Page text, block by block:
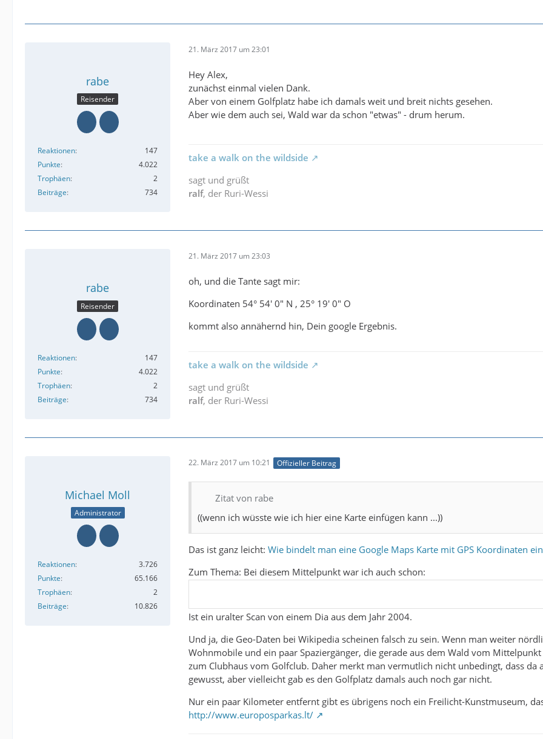
rabe
Reisender
Reaktionen
147
Punkte
4.022
Trophäen
2
Beiträge
734
21. März 2017 um 23:01
Hey Alex,
zunächst einmal vielen Dank.
Aber von einem Golfplatz habe ich damals weit und breit nichts gesehen.
Aber wie dem auch sei, Wald war da schon "etwas" - drum herum.
take a walk on the wildside
sagt und grüßt
ralf, der Ruri-Wessi
rabe
Reisender
Reaktionen
147
Punkte
4.022
Trophäen
2
Beiträge
734
21. März 2017 um 23:03
oh, und die Tante sagt mir:
Koordinaten 54° 54′ 0″ N , 25° 19′ 0″ O
kommt also annähernd hin, Dein google Ergebnis.
take a walk on the wildside
sagt und grüßt
ralf, der Ruri-Wessi
Michael Moll
Administrator
Reaktionen
3.726
Punkte
65.166
Trophäen
2
Beiträge
10.826
22. März 2017 um 10:21 Offizieller Beitrag
Zitat von rabe
((wenn ich wüsste wie ich hier eine Karte einfügen kann ...))
Das ist ganz leicht: Wie bindelt man eine Google Maps Karte mit GPS Koordinaten
Zum Thema: Bei diesem Mittelpunkt war ich auch schon:
Ist ein uralter Scan von einem Dia aus dem Jahr 2004.
Und ja, die Geo-Daten bei Wikipedia scheinen falsch zu sein. Wenn man weiter
Wohnmobile und ein paar Spaziergänger, die gerade aus dem Wald vom
zum Clubhaus vom Golfclub. Daher merkt man vermutlich nicht unbedingt, dass da
gewusst, aber vielleicht gab es den Golfplatz damals auch noch gar nicht.
Nur ein paar Kilometer entfernt gibt es übrigens noch ein Freilicht-Kunstmuseum,
http://www.europosparkas.lt/